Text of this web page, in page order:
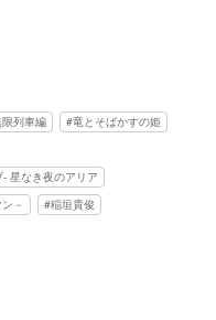
列車編
竜とそばかすの姫
星なき夜のアリア
－ 稲垣貴俊